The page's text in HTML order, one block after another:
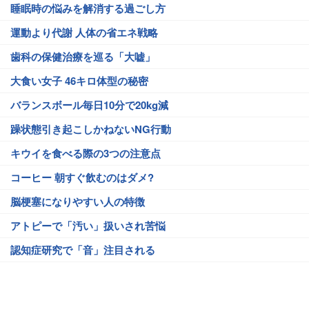
睡眠時の悩みを解消する過ごし方
運動より代謝 人体の省エネ戦略
歯科の保健治療を巡る「大嘘」
大食い女子 46キロ体型の秘密
バランスボール毎日10分で20kg減
躁状態引き起こしかねないNG行動
キウイを食べる際の3つの注意点
コーヒー 朝すぐ飲むのはダメ?
脳梗塞になりやすい人の特徴
アトピーで「汚い」扱いされ苦悩
認知症研究で「音」注目される